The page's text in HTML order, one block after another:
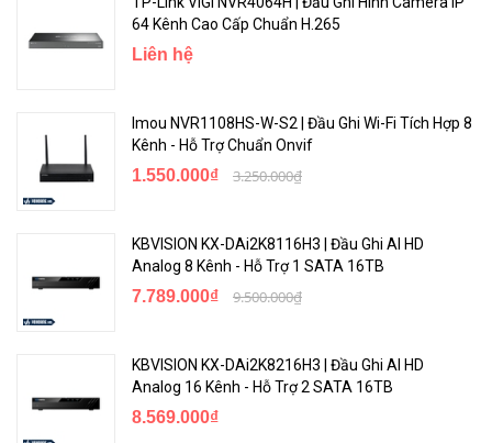
64 Kênh Cao Cấp Chuẩn H.265
Liên hệ
Imou NVR1108HS-W-S2 | Đầu Ghi Wi-Fi Tích Hợp 8
Kênh - Hỗ Trợ Chuẩn Onvif
1.550.000₫ 3.250.000₫
KBVISION KX-DAi2K8116H3 | Đầu Ghi AI HD
Analog 8 Kênh - Hỗ Trợ 1 SATA 16TB
7.789.000₫ 9.500.000₫
KBVISION KX-DAi2K8216H3 | Đầu Ghi AI HD
Analog 16 Kênh - Hỗ Trợ 2 SATA 16TB
8.569.000₫